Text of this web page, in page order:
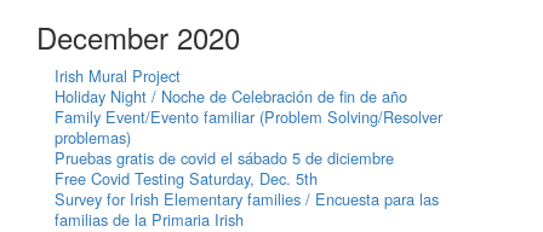
December 2020
Irish Mural Project
Holiday Night / Noche de Celebración de fin de año
Family Event/Evento familiar (Problem Solving/Resolver
problemas)
Pruebas gratis de covid el sábado 5 de diciembre
Free Covid Testing Saturday, Dec. 5th
Survey for Irish Elementary families / Encuesta para las
familias de la Primaria Irish